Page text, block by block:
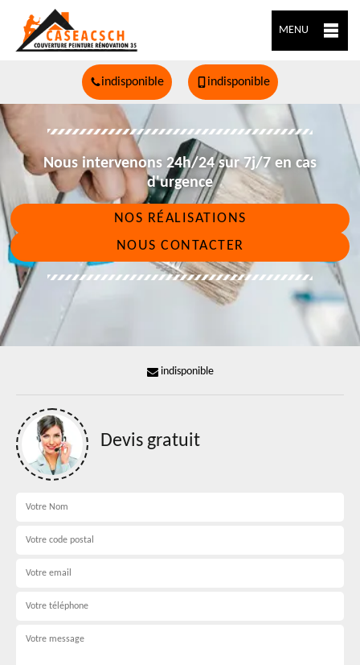
MENU
indisponible indisponible
Nous intervenons 24h/24 sur 7j/7 en cas
d'urgence
NOS RÉALISATIONS
NOUS CONTACTER
indisponible
Devis gratuit